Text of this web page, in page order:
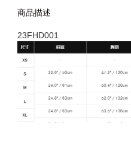
商品描述
23FHD001